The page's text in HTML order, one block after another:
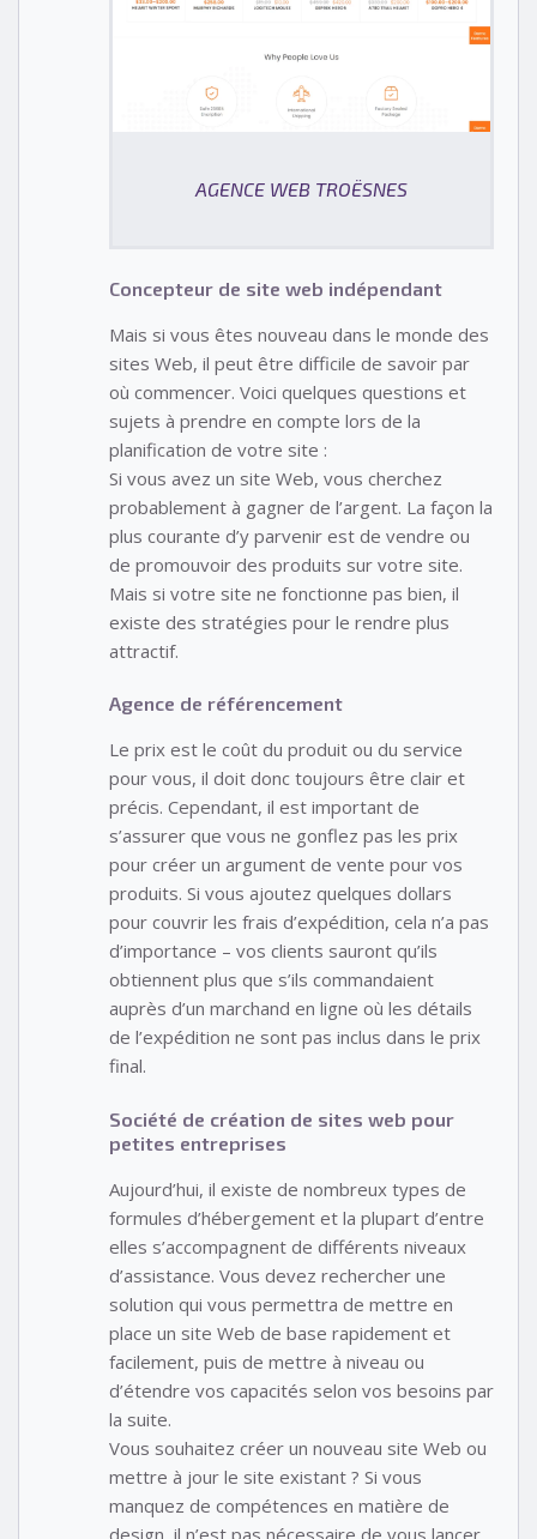
AGENCE WEB TROËSNES
Concepteur de site web indépendant
Mais si vous êtes nouveau dans le monde des
sites Web, il peut être difficile de savoir par
où commencer. Voici quelques questions et
sujets à prendre en compte lors de la
planification de votre site :
Si vous avez un site Web, vous cherchez
probablement à gagner de l’argent. La façon la
plus courante d’y parvenir est de vendre ou
de promouvoir des produits sur votre site.
Mais si votre site ne fonctionne pas bien, il
existe des stratégies pour le rendre plus
attractif.
Agence de référencement
Le prix est le coût du produit ou du service
pour vous, il doit donc toujours être clair et
précis. Cependant, il est important de
s’assurer que vous ne gonflez pas les prix
pour créer un argument de vente pour vos
produits. Si vous ajoutez quelques dollars
pour couvrir les frais d’expédition, cela n’a pas
d’importance – vos clients sauront qu’ils
obtiennent plus que s’ils commandaient
auprès d’un marchand en ligne où les détails
de l’expédition ne sont pas inclus dans le prix
final.
Société de création de sites web pour
petites entreprises
Aujourd’hui, il existe de nombreux types de
formules d’hébergement et la plupart d’entre
elles s’accompagnent de différents niveaux
d’assistance. Vous devez rechercher une
solution qui vous permettra de mettre en
place un site Web de base rapidement et
facilement, puis de mettre à niveau ou
d’étendre vos capacités selon vos besoins par
la suite.
Vous souhaitez créer un nouveau site Web ou
mettre à jour le site existant ? Si vous
manquez de compétences en matière de
design, il n’est pas nécessaire de vous lancer